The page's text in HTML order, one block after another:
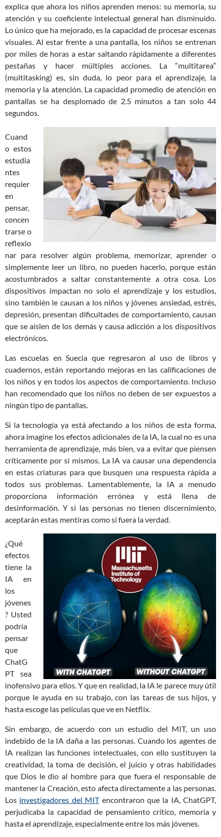
explica que ahora los niños aprenden menos: su memoria, su
atención y su coeficiente intelectual general han disminuido.
Lo único que ha mejorado, es la capacidad de procesar escenas
visuales. Al estar frente a una pantalla, los niños se entrenan
por miles de horas a estar saltando rápidamente a diferentes
pestañas y hacer múltiples acciones. La “multitarea”
(multitasking) es, sin duda, lo peor para el aprendizaje, la
memoria y la atención. La capacidad promedio de atención en
pantallas se ha desplomado de 2.5 minutos a tan solo 44
segundos.
Cuand
o estos
estudia
ntes
requier
en
pensar,
concen
trarse o
reflexio
nar para resolver algún problema, memorizar, aprender o
simplemente leer un libro, no pueden hacerlo, porque están
acostumbrados a saltar constantemente a otra cosa. Los
dispositivos impactan no solo el aprendizaje y los estudios,
sino también le causan a los niños y jóvenes ansiedad, estrés,
depresión, presentan dificultades de comportamiento, causan
que se aíslen de los demás y causa adicción a los dispositivos
electrónicos.
Las escuelas en Suecia que regresaron al uso de libros y
cuadernos, están reportando mejoras en las calificaciones de
los niños y en todos los aspectos de comportamiento. Incluso
han recomendado que los niños no deben de ser expuestos a
ningún tipo de pantallas.
Si la tecnología ya está afectando a los niños de esta forma,
ahora imagine los efectos adicionales de la IA, la cual no es una
herramienta de aprendizaje, más bien, va a evitar que piensen
críticamente por sí mismos. La IA va causar una dependencia
en estas criaturas para que busquen una respuesta rápida a
todos sus problemas. Lamentablemente, la IA a menudo
proporciona información errónea y está llena de
desinformación. Y si las personas no tienen discernimiento,
aceptarán estas mentiras como si fuera la verdad.
¿Qué
efectos
tiene la
IA en
los
jóvenes
? Usted
podría
pensar
que
ChatG
PT sea
inofensivo para ellos. Y que en realidad, la IA le parece muy útil
porque le ayuda en su trabajo, con las tareas de sus hijos, y
hasta escoge las películas que ve en Netflix.
Sin embargo, de acuerdo con un estudio del MIT, un uso
indebido de la IA daña a las personas. Cuando los agentes de
IA realizan las funciones intelectuales, con ello sustituyen la
creatividad, la toma de decisión, el juicio y otras habilidades
que Dios le dio al hombre para que fuera el responsable de
mantener la Creación, esto afecta directamente a las personas.
Los investigadores del MITencontraron que la IA, ChatGPT,
perjudicaba la capacidad de pensamiento crítico, memoria y
hasta el aprendizaje, especialmente entre los más jóvenes.